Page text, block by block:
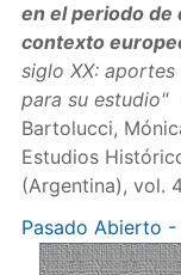
en el periodo de
contexto
siglo XX:
para su estudio"
Bartolucci,
Estudios
(Argentina), vol.
Pasado Abierto -